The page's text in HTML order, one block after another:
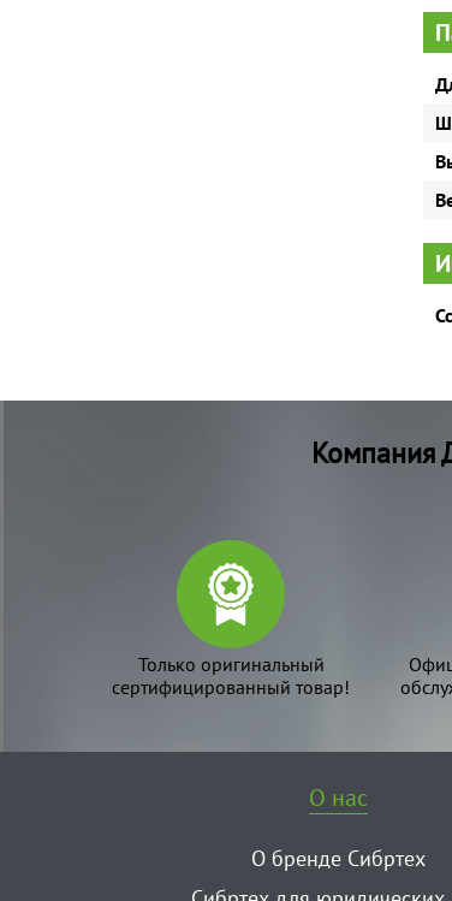
Компания
Только оригинальный
сертифицированный товар!
О нас
О бренде Сибртех